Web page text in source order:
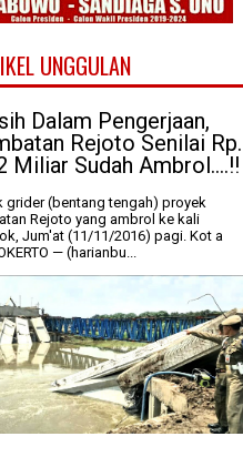
UNGGULAN
Dalam Pengerjaan,
Rejoto Senilai Rp.
Miliar Sudah Ambrol....!!
grider (bentang tengah) proyek
Rejoto yang ambrol ke kali
Jum'at (11/11/2016) pagi. Kot a
— (harianbu...